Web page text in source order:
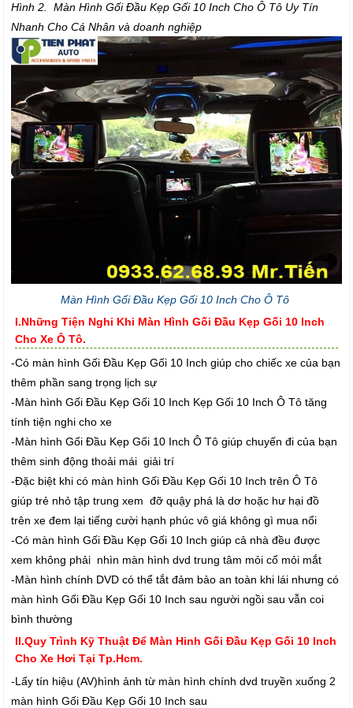
Hình 2. Màn Hình Gối Đầu Kẹp Gối 10 Inch Cho Ô Tô Uy Tín
Nhanh Cho Cá Nhân và doanh nghiệp
Màn Hình Gối Đầu Kẹp Gối 10 Inch Cho Ô Tô
I.Những Tiện Nghi Khi Màn Hình Gối Đầu Kẹp Gối 10 Inch
Cho Xe Ô Tô.
-Có màn hình Gối Đầu Kẹp Gối 10 Inch giúp cho chiếc xe của bạn
thêm phần sang trọng lịch sự
-Màn hình Gối Đầu Kẹp Gối 10 Inch Kẹp Gối 10 Inch Ô Tô tăng
tính tiện nghi cho xe
-Màn hình Gối Đầu Kẹp Gối 10 Inch Ô Tô giúp chuyến đi của bạn
thêm sinh động thoải mái giải trí
-Đặc biệt khi có màn hình Gối Đầu Kẹp Gối 10 Inch trên Ô Tô
giúp trẻ nhỏ tập trung xem đỡ quậy phá là dơ hoặc hư hại đồ
trên xe đem lại tiếng cười hạnh phúc vô giá không gì mua nổi
-Có màn hình Gối Đầu Kẹp Gối 10 Inch giúp cả nhà đều được
xem không phải nhìn màn hình dvd trung tâm mỏi cổ mỏi mắt
-Màn hình chính DVD có thể tắt đảm bảo an toàn khi lái nhưng có
màn hình Gối Đầu Kẹp Gối 10 Inch sau người ngồi sau vẫn coi
bình thường
II.Quy Trình Kỹ Thuật Để Màn Hinh Gối Đầu Kẹp Gối 10 Inch
Cho Xe Hơi Tại Tp.Hcm.
-Lấy tín hiệu (AV)hình ảnh từ màn hình chính dvd truyền xuống 2
màn hình Gối Đầu Kẹp Gối 10 Inch sau